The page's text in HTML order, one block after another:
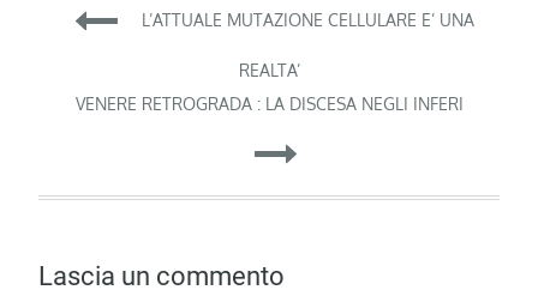
Navigazione
articoli
L’ATTUALE MUTAZIONE CELLULARE E’ UNA
REALTA’
VENERE RETROGRADA : LA DISCESA NEGLI INFERI
Lascia un commento